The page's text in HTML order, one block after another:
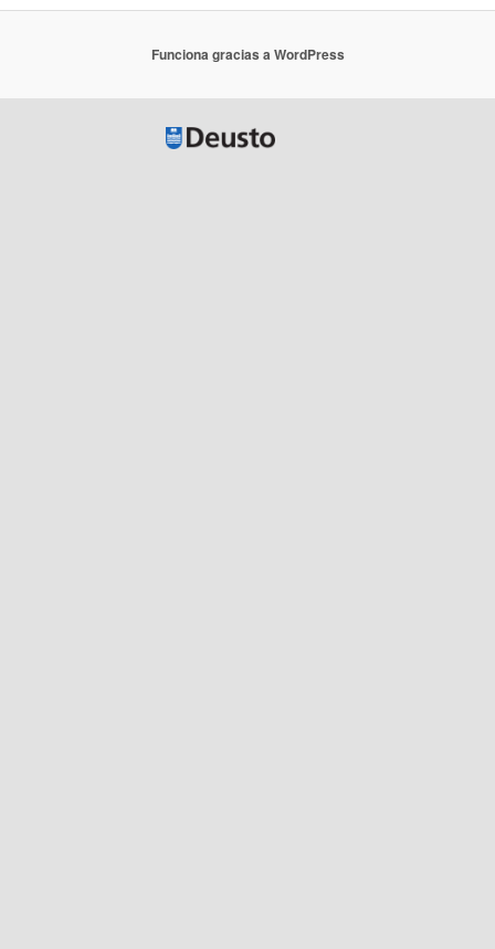
Funciona gracias a WordPress